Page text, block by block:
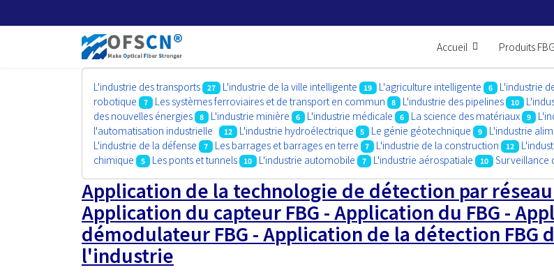
Accueil Produits FBG
L'industrie des transports 27 L'industrie de la ville intelligente 19 L'agriculture intelligente 6 L'industrie
robotique
7 Les systèmes ferroviaires et de transport en commun 8 L'industrie des pipelines 10
des nouvelles énergies
8 L'industrie minière 6 L'industrie médicale 6 La science des matériaux 9
l'automatisation industrielle
12 L'industrie hydroélectrique 5 Le génie géotechnique 9 L'industrie
L'industrie de la défense 7 Les barrages et barrages en terre 7 L'industrie de la construction 12
chimique
5 Les ponts et tunnels 10 L'industrie automobile 7 L'industrie aérospatiale 10 Surveillance
Application de la technologie de détection par réseau
Application du capteur FBG - Application du FBG -
démodulateur FBG - Application de la détection FBG
l'industrie